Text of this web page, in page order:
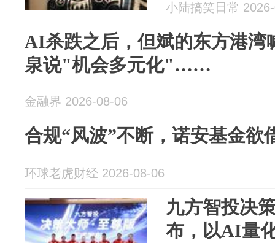
小陆搞笑日常
AI杀跌之后，但斌的东方港
泉说"机会多元化"……
金融界 2026-08-06
合规“风波”不断，诺安基金欲
环球老虎财经 2026-08-06
九方智投决
布，以AI量